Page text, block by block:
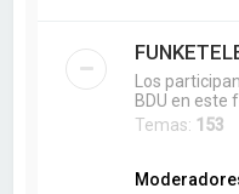
Los
BDU en este
Temas: 153